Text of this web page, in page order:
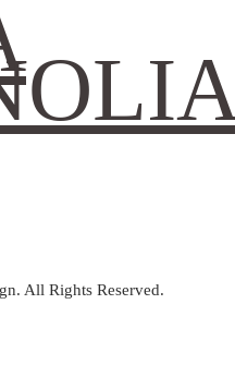
All Rights Reserved.